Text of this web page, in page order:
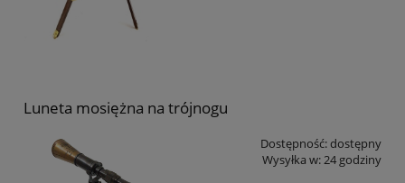
Luneta mosiężna na trójnogu
Dostępność:dostępny
Wysyłka w:24 godziny